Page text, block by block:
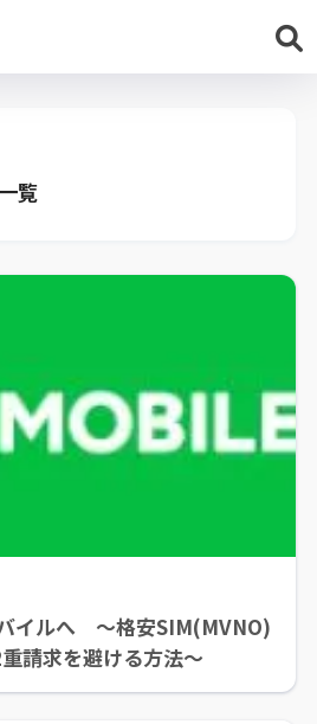
覧
イルへ ～格安SIM(MVNO)
請求を避ける方法～